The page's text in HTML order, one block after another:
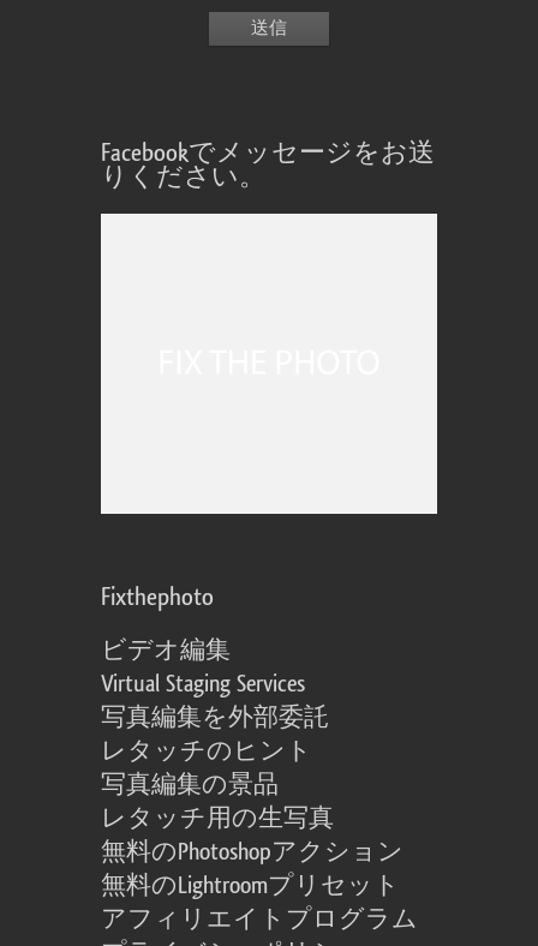
Facebookでメッセージをお送
りください。
Fixthephoto
ビデオ編集
Virtual Staging Services
写真編集を外部委託
レタッチのヒント
写真編集の景品
レタッチ用の生写真
無料のPhotoshopアクション
無料のLightroomプリセット
アフィリエイトプログラム